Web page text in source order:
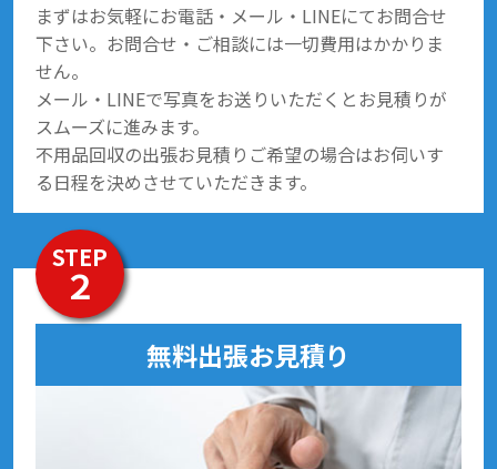
まずはお気軽にお電話・メール・LINEにてお問合せ
下さい。お問合せ・ご相談には一切費用はかかりま
せん。
メール・LINEで写真をお送りいただくとお見積りが
スムーズに進みます。
不用品回収の出張お見積りご希望の場合はお伺いす
る日程を決めさせていただきます。
STEP
２
無料出張お見積り